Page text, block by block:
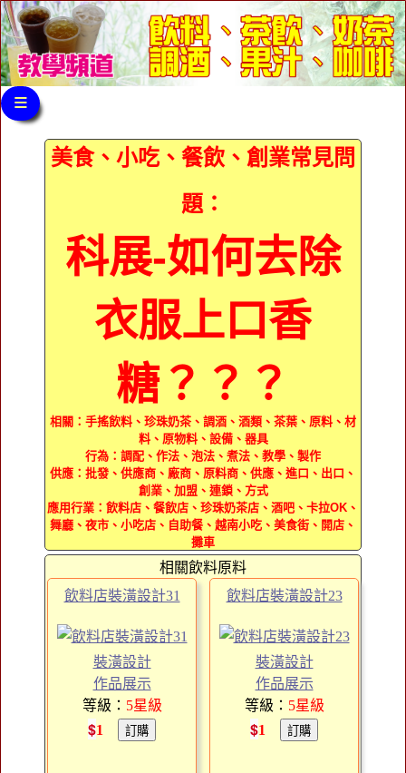
≡
美食、小吃、餐飲、創業常見問
題：
科展-如何去除
衣服上口香
糖？？？
相關：手搖飲料、珍珠奶茶、調酒、酒類、茶葉、原料、材
料、原物料、設備、器具
行為：調配、作法、泡法、煮法、教學、製作
供應：批發、供應商、廠商、原料商、供應、進口、出口、
創業、加盟、連鎖、方式
應用行業：飲料店、餐飲店、珍珠奶茶店、酒吧、卡拉OK、
舞廳、夜市、小吃店、自助餐、越南小吃、美食街、開店、
攤車
相關飲料原料
飲料店裝潢設計31
裝潢設計
作品展示
等級： 5星級
$1
飲料店裝潢設計23
裝潢設計
作品展示
等級： 5星級
$1